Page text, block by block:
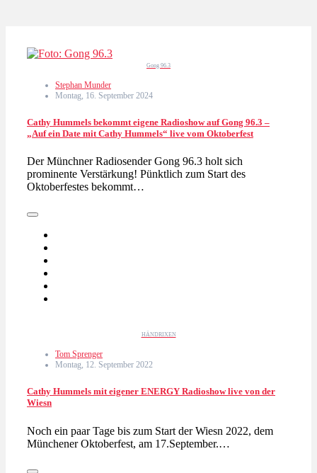
Gong 96.3
Stephan Munder
Montag, 16. September 2024
Cathy Hummels bekommt eigene Radioshow auf Gong 96.3 –
„Auf ein Date mit Cathy Hummels“ live vom Oktoberfest
Der Münchner Radiosender Gong 96.3 holt sich
prominente Verstärkung! Pünktlich zum Start des
Oktoberfestes bekommt…
HÄNDRIXEN
Tom Sprenger
Montag, 12. September 2022
Cathy Hummels mit eigener ENERGY Radioshow live von der
Wiesn
Noch ein paar Tage bis zum Start der Wiesn 2022, dem
Münchener Oktoberfest, am 17.September.…